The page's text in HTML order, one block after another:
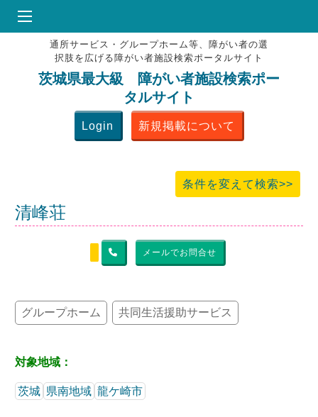
HOME
♥お気にりブックマーク
掲載会員MENU
よくある質問
通所サービス・グループホーム等、障がい者の選
択肢を広げる障がい者施設検索ポータルサイト
茨城県最大級 障がい者施設検索ポー
タルサイト
Login 新規掲載について
条件を変えて検索>>
清峰荘
メールでお問合せ
グループホーム 共同生活援助サービス
対象地域：
茨城 県南地域 龍ケ崎市